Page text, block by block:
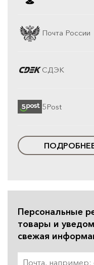
Почта России
СДЭК
5Post
Персональные
товары и
свежая